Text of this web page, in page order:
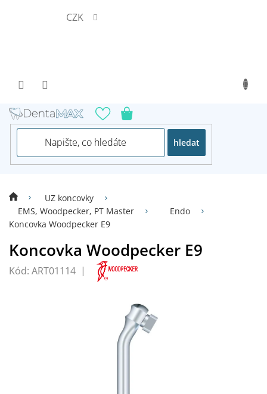
CZK
hledat
UZ koncovky
EMS, Woodpecker, PT Master
Endo
Koncovka Woodpecker E9
Koncovka Woodpecker E9
Kód: ART01114